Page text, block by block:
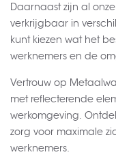
Daarnaast zijn al
verkrijgbaar in
kunt kiezen wat het
werknemers en de
Vertrouw op
met reflecterende
werkomgeving.
zorg voor maximale
werknemers.